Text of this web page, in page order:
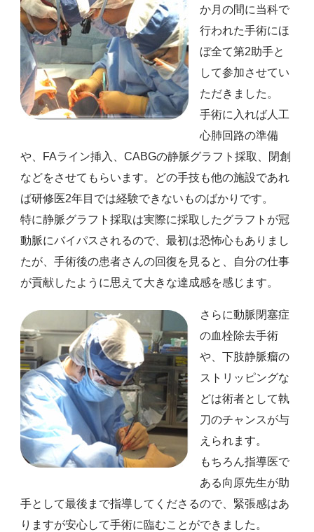
か月の間に当科で
行われた手術にほ
ぼ全て第2助手と
して参加させてい
ただきました。
手術に入れば人工
心肺回路の準備
や、FAライン挿入、CABGの静脈グラフト採取、閉創
などをさせてもらいます。どの手技も他の施設であれ
ば研修医2年目では経験できないものばかりです。
特に静脈グラフト採取は実際に採取したグラフトが冠
動脈にバイパスされるので、最初は恐怖心もありまし
たが、手術後の患者さんの回復を見ると、自分の仕事
が貢献したように思えて大きな達成感を感じます。
さらに動脈閉塞症
の血栓除去手術
や、下肢静脈瘤の
ストリッピングな
どは術者として執
刀のチャンスが与
えられます。
もちろん指導医で
ある向原先生が助
手として最後まで指導してくださるので、緊張感はあ
りますが安心して手術に臨むことができました。